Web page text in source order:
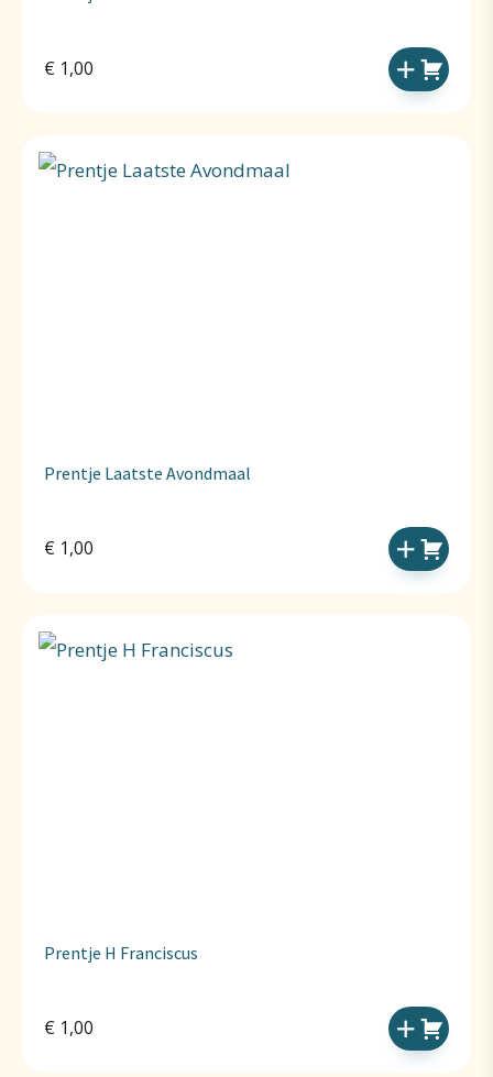
€ 1,00
Prentje Laatste Avondmaal
€ 1,00
Prentje H Franciscus
€ 1,00